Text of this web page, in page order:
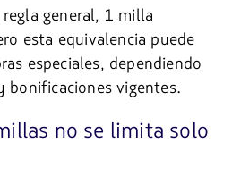
general, 1 milla
esta equivalencia puede
especiales, dependiendo
bonificaciones vigentes.
no se limita solo